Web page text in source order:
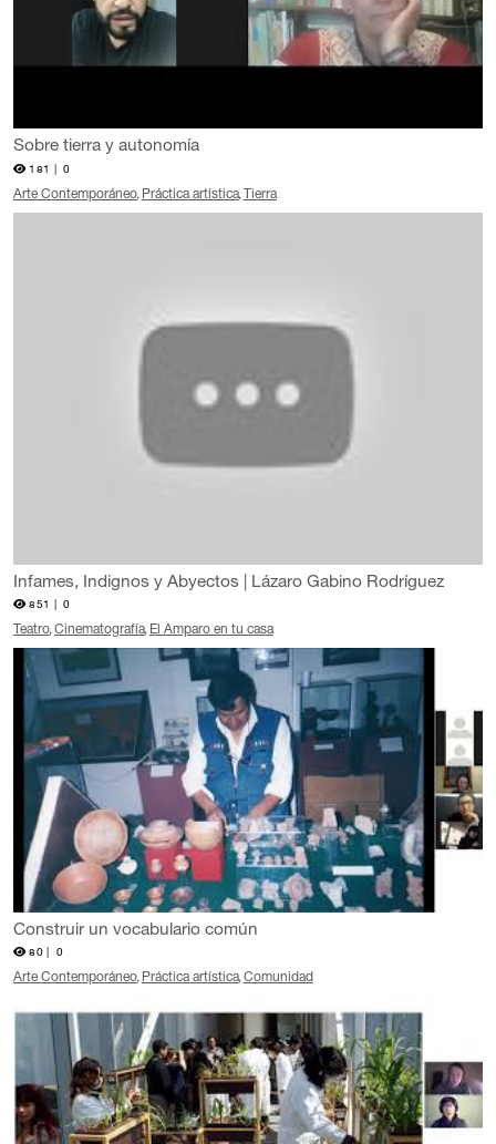
Sobre tierra y autonomía
181 | 0
Arte Contemporáneo Práctica artística Tierra
Infames, Indignos y Abyectos | Lázaro Gabino Rodríguez
851 | 0
Teatro Cinematografía El Amparo en tu casa
Construir un vocabulario común
80 | 0
Arte Contemporáneo Práctica artística Comunidad